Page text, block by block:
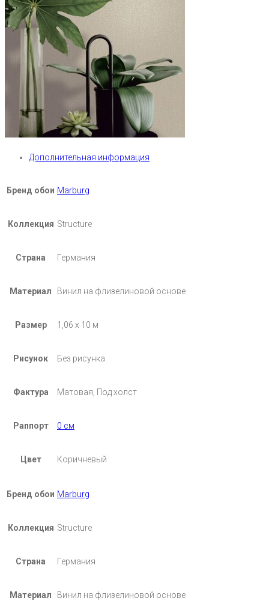
Дополнительная информация
Бренд обои Marburg
Коллекция Structure
Страна Германия
Материал Винил на флизелиновой основе
Размер 1,06 х 10 м
Рисунок Без рисунка
Фактура Матовая, Под холст
Раппорт 0 см
Цвет Коричневый
Бренд обои Marburg
Коллекция Structure
Страна Германия
Материал Винил на флизелиновой основе